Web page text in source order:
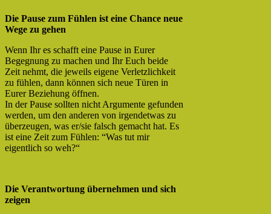
Die Pause zum Fühlen ist eine Chance neue
Wege zu gehen
Wenn Ihr es schafft eine Pause in Eurer
Begegnung zu machen und Ihr Euch beide
Zeit nehmt, die jeweils eigene Verletzlichkeit
zu fühlen, dann können sich neue Türen in
Eurer Beziehung öffnen.
In der Pause sollten nicht Argumente gefunden
werden, um den anderen von irgendetwas zu
überzeugen, was er/sie falsch gemacht hat. Es
ist eine Zeit zum Fühlen: “Was tut mir
eigentlich so weh?“
Die Verantwortung übernehmen und sich
zeigen